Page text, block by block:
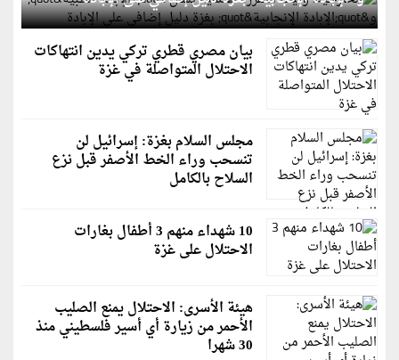
بيان مصري قطري تركي يدين انتهاكات
الاحتلال المتواصلة في غزة
مجلس السلام بغزة: إسرائيل لن
تنسحب وراء الخط الأصفر قبل نزع
السلاح بالكامل
10 شهداء منهم 3 أطفال بغارات
الاحتلال على غزة
هيئة الأسرى: الاحتلال يمنع الصليب
الأحمر من زيارة أي أسير فلسطيني منذ
30 شهرا